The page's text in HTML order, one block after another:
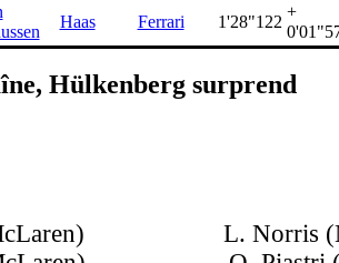
Haas Ferrari 1'28"122
+
Hülkenberg surprend
L. Norris